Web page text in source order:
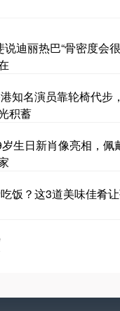
迪丽热巴“骨密度会
知名演员靠轮椅代步
积蓄
生日新肖像亮相，佩
饭？这3道美味佳肴